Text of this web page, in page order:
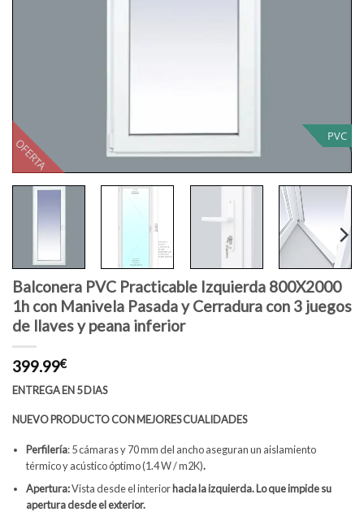
OFERTA
PVC
Balconera PVC Practicable Izquierda 800X2000
1h con Manivela Pasada y Cerradura con 3 juegos
de llaves y peana inferior
399.99€
ENTREGA EN 5 DIAS
NUEVO PRODUCTO CON MEJORES CUALIDADES
Perfilería:5 cámaras y 70 mm del ancho aseguran un aislamiento
térmico y acústico óptimo (1.4 W / m2K).
Apertura:Vista desde el interiorhacia la izquierda. Lo que impide su
apertura desde el exterior.